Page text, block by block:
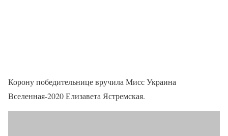
Корону победительнице вручила Мисс Украина
Вселенная-2020 Елизавета Ястремская.